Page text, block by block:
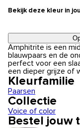
Bekijk deze kleur in
Amphitrite is een
blauwpaars en de
perfect voor een
een dieper grijze of
Kleurfamilie
Paarsen
Collectie
Voice of color
Bestel jouw